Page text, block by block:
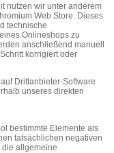
nutzen wir unter anderem
Web Store. Dieses
technische
Onlineshops zu
anschließend manuell
korrigiert oder
Drittanbieter-Software
unseres direkten
bestimmte Elemente als
tatsächlichen negativen
die allgemeine